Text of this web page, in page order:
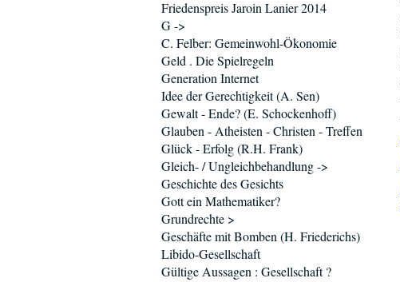
Friedenspreis Jaroin Lanier 2014
G ->
C. Felber: Gemeinwohl-Ökonomie
Geld . Die Spielregeln
Generation Internet
Idee der Gerechtigkeit (A. Sen)
Gewalt - Ende? (E. Schockenhoff)
Glauben - Atheisten - Christen - Treffen
Glück - Erfolg (R.H. Frank)
Gleich- / Ungleichbehandlung ->
Geschichte des Gesichts
Gott ein Mathematiker?
Grundrechte >
Geschäfte mit Bomben (H. Friederichs)
Libido-Gesellschaft
Gültige Aussagen : Gesellschaft ?